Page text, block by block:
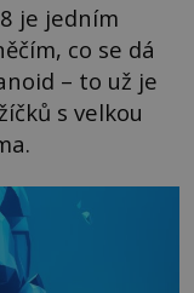
je jedním
co se dá
– to už je
s velkou